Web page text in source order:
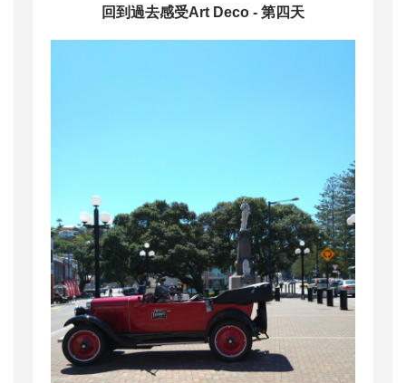
回到過去感受Art Deco - 第四天